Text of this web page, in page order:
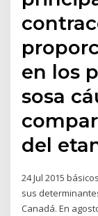
en los
sosa
del
24 Jul 2015
sus
Canadá. En